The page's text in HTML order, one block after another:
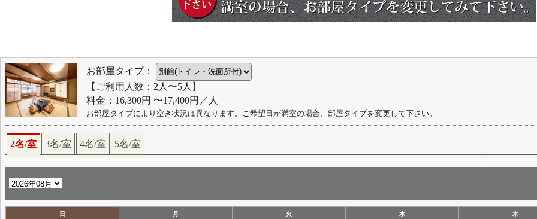
お部屋タイプ：
【ご利用人数：2人〜5人】
料金：16,300円 〜17,400円／人
お部屋タイプにより空き状況は異なります。ご希望日が満室の場合、部屋タイプを変更して下さい。
2名/室 3名/室 4名/室 5名/室
日 月 火 水 木